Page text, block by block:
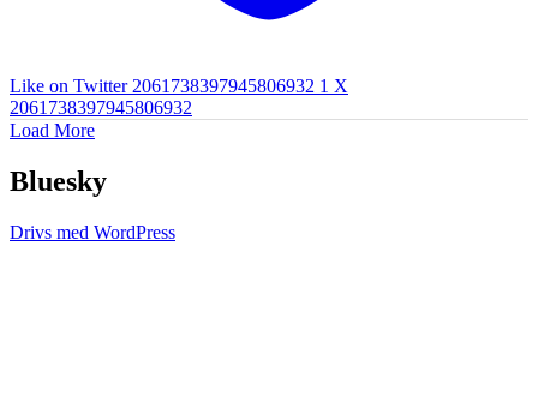
Like on Twitter 2061738397945806932 1 X
2061738397945806932
Load More
Bluesky
Drivs med WordPress